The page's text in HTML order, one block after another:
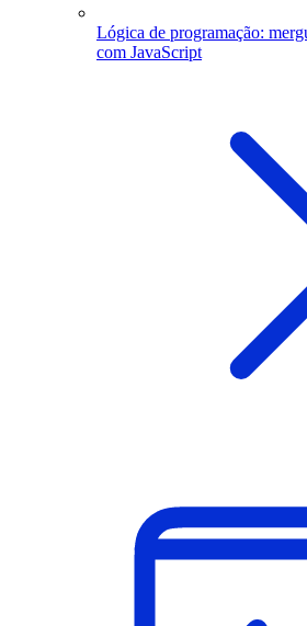
Lógica de programação:
com JavaScript